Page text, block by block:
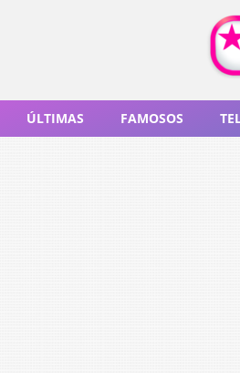
ÚLTIMAS FAMOSOS